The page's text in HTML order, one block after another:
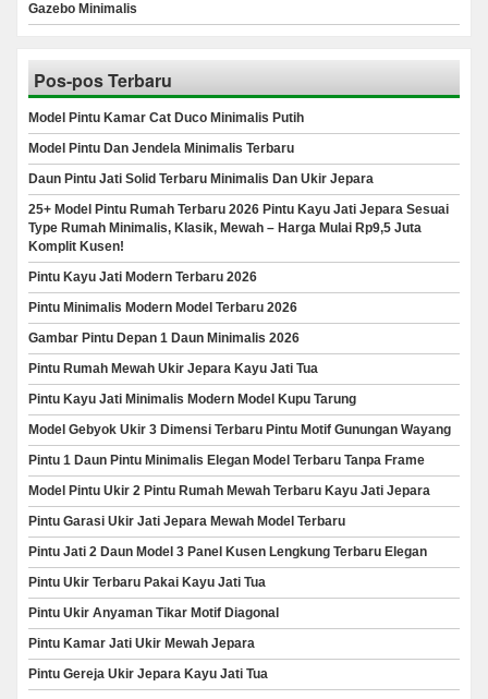
Gazebo Minimalis
Pos-pos Terbaru
Model Pintu Kamar Cat Duco Minimalis Putih
Model Pintu Dan Jendela Minimalis Terbaru
Daun Pintu Jati Solid Terbaru Minimalis Dan Ukir Jepara
25+ Model Pintu Rumah Terbaru 2026 Pintu Kayu Jati Jepara Sesuai
Type Rumah Minimalis, Klasik, Mewah – Harga Mulai Rp9,5 Juta
Komplit Kusen!
Pintu Kayu Jati Modern Terbaru 2026
Pintu Minimalis Modern Model Terbaru 2026
Gambar Pintu Depan 1 Daun Minimalis 2026
Pintu Rumah Mewah Ukir Jepara Kayu Jati Tua
Pintu Kayu Jati Minimalis Modern Model Kupu Tarung
Model Gebyok Ukir 3 Dimensi Terbaru Pintu Motif Gunungan Wayang
Pintu 1 Daun Pintu Minimalis Elegan Model Terbaru Tanpa Frame
Model Pintu Ukir 2 Pintu Rumah Mewah Terbaru Kayu Jati Jepara
Pintu Garasi Ukir Jati Jepara Mewah Model Terbaru
Pintu Jati 2 Daun Model 3 Panel Kusen Lengkung Terbaru Elegan
Pintu Ukir Terbaru Pakai Kayu Jati Tua
Pintu Ukir Anyaman Tikar Motif Diagonal
Pintu Kamar Jati Ukir Mewah Jepara
Pintu Gereja Ukir Jepara Kayu Jati Tua